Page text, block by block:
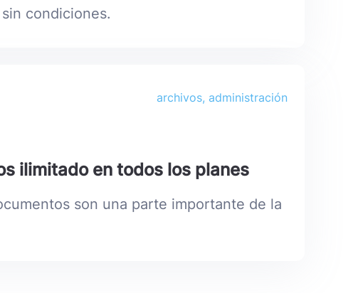
condiciones.
archivos, administración
ilimitado en todos los planes
son una parte importante de la